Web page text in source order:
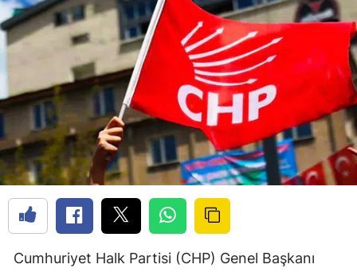
Cumhuriyet Halk Partisi (CHP) Genel Başkanı